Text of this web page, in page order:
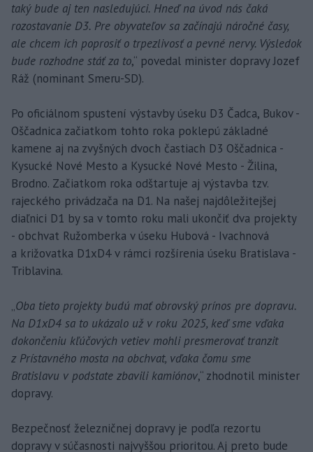
taký bude aj ten nasledujúci. Hneď na úvod nás čaká
rozostavanie D3. Pre obyvateľov sa začínajú náročné časy,
ale chcem ich poprosiť o trpezlivosť a pevné nervy. Výsledok
bude rozhodne stáť za to,“ povedal minister dopravy Jozef
Ráž (nominant Smeru-SD).
Po oficiálnom spustení výstavby úseku D3 Čadca, Bukov -
Oščadnica začiatkom tohto roka poklepú základné
kamene aj na zvyšných dvoch častiach D3 Oščadnica -
Kysucké Nové Mesto a Kysucké Nové Mesto - Žilina,
Brodno. Začiatkom roka odštartuje aj výstavba tzv.
rajeckého privádzača na D1. Na našej najdôležitejšej
diaľnici D1 by sa v tomto roku mali ukončiť dva projekty
- obchvat Ružomberka v úseku Hubová - Ivachnová
a križovatka D1xD4 v rámci rozšírenia úseku Bratislava -
Triblavina.
„Oba tieto projekty budú mať obrovský prínos pre dopravu.
Na D1xD4 sa to ukázalo už v roku 2025, keď sme vďaka
dokončeniu kľúčových vetiev mohli presmerovať tranzit
z Prístavného mosta na obchvat, vďaka čomu sme
Bratislavu v podstate zbavili kamiónov,“ zhodnotil minister
dopravy.
Bezpečnosť železničnej dopravy je podľa rezortu
dopravy v súčasnosti najvyššou prioritou. Aj preto bude